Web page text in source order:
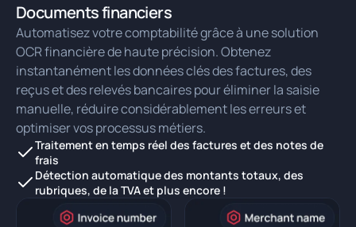
Documents financiers
Automatisez votre comptabilité grâce à une solution
OCR financière de haute précision. Obtenez
instantanément les données clés des factures, des
reçus et des relevés bancaires pour éliminer la saisie
manuelle, réduire considérablement les erreurs et
optimiser vos processus métiers.
Traitement en temps réel des factures et des notes de
frais
Détection automatique des montants totaux, des
rubriques, de la TVA et plus encore !